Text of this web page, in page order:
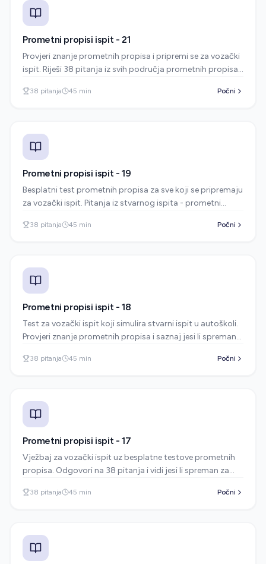
Prometni propisi ispit - 21
Provjeri znanje prometnih propisa i pripremi se za vozački
ispit. Riješi 38 pitanja iz svih područja prometnih propisa
38 pitanja 45 min Počni
Prometni propisi ispit - 19
Besplatni test prometnih propisa za sve koji se pripremaju
za vozački ispit. Pitanja iz stvarnog ispita - prometni
38 pitanja 45 min Počni
Prometni propisi ispit - 18
Test za vozački ispit koji simulira stvarni ispit u autoškoli.
Provjeri znanje prometnih propisa i saznaj jesi li spreman
38 pitanja 45 min Počni
Prometni propisi ispit - 17
Vježbaj za vozački ispit uz besplatne testove prometnih
propisa. Odgovori na 38 pitanja i vidi jesi li spreman za
38 pitanja 45 min Počni